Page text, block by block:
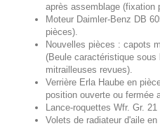
après assemblage (fixation
Moteur Daimler-Benz DB
pièces).
Nouvelles pièces : capots
(Beule caractéristique
mitrailleuses revues).
Verrière Erla Haube en
position ouverte ou fermée
Lance-roquettes Wfr. Gr.
Volets de radiateur d'aile